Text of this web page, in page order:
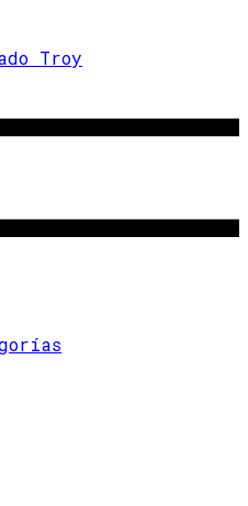
Troy